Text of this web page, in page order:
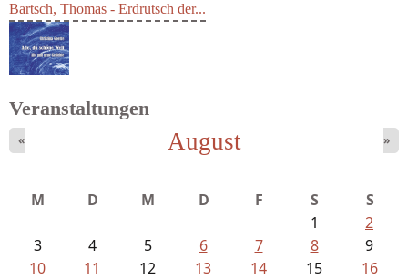
Goetze, Christina - Ade, du schöne...
Bartsch, Thomas - Erdrutsch der...
Veranstaltungen
August
« »
M D M D F S
S
1
2
3
4 5 6 7 8
9
10
11 12 13 14 15
16